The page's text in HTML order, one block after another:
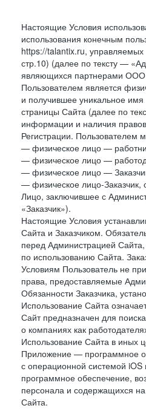
Настоящие Условия
использования конечным
https://talantix.ru,
стр.10) (далее по тексту —
являющихся партнерами ООО
Пользователем является
и получившее уникальное
страницы Сайта (далее по
информации и наличия
Регистрации. Пользователем
— физическое лицо —
— физическое лицо —
— физическое лицо —
— физическое лицо-Заказчик,
Лицо, заключившее с
«Заказчик»).
Настоящие Условия
Сайта и Заказчиком.
перед Администрацией
по использованию Сайта.
Условиям Пользователь не
права, предоставляемые
Обязанности Заказчика,
Использование Сайта
Сайт предназначен для
о компаниях как
Использование Сайта в иных
Приложение — программное
с операционной системой
программное обеспечение,
персонала и содержащихся
Сайта.